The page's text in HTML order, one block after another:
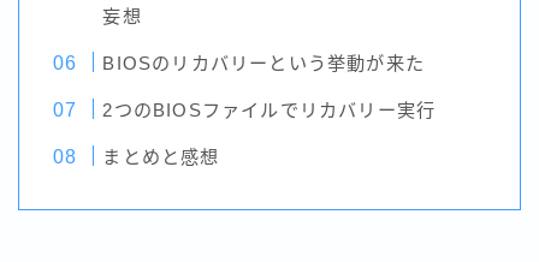
妄想
BIOSのリカバリーという挙動が来た
2つのBIOSファイルでリカバリー実行
まとめと感想